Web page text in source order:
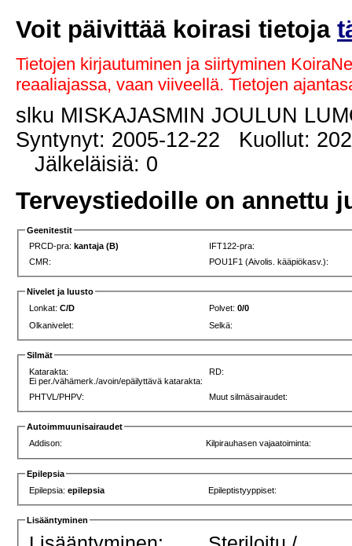
Voit päivittää koirasi tietoja
Tietojen kirjautuminen ja siirtyminen
reaaliajassa, vaan viiveellä. Tietojen
slku MISKAJASMIN JOULUN
Syntynyt: 2005-12-22 Kuollut:
Jälkeläisiä: 0
Terveystiedoille on annettu
Geenitestit
PRCD-pra: kantaja (B)
IFT122-pra:
CMR:
POU1F1 (Aivolis. kääpiökasv.):
Nivelet ja luusto
Lonkat:C/D Polvet:0/0
Olkanivelet:
Selkä:
Silmät
Katarakta:
Ei per./vähämerk./avoin/epäilyttävä katarakta:
RD:
PHTVL/PHPV: Muut silmäsairaudet:
Autoimmuunisairaudet
Addison:
Kilpirauhasen vajaatoiminta:
Epilepsia
Epilepsia:epilepsia Epileptistyyppiset:
Lisääntyminen